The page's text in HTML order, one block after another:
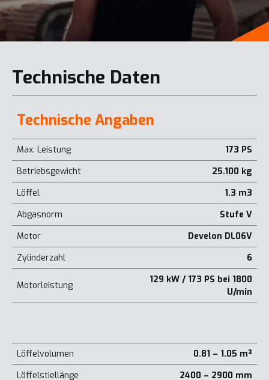
Technische Daten
Technische Angaben
Max. Leistung
173 PS
Betriebsgewicht
25.100 kg
Löffel
1.3 m3
Abgasnorm
Stufe V
Motor
Develon DL06V
Zylinderzahl
6
Motorleistung
129 kW / 173 PS bei 1800
U/min
Löffelvolumen
0.81 – 1.05 m³
Löffelstiellänge
2400 – 2900 mm